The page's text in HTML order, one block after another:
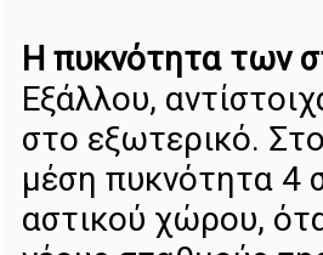
Η πυκνότητα των
Εξάλλου,
στο εξωτερικό.
μέση πυκνότητα 4
αστικού χώρου,